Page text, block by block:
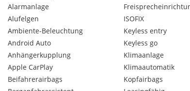
Bluetooth-Freisprecheinrichtung mit
Klimaautomatik 4-Zonen
Kombiinstrument digital (virtual cockpit plus)
Komfortschlüssel mit sensorgesteuerter
schliessen)
Kontur / Ambientebeleuchtungs-Paket (plus)
Kraftstofftank: 85 Ltr.
Lenkrad (Sport/Leder - 3-Speichen, unten
Schaltfunktion
Alarmanlage
Alufelgen
Ambiente-Beleuchtung
Android Auto
Anhängerkupplung
Apple CarPlay
Beifahrerairbags
ISOFIX
Keyless entry
Keyless go
Klimaanlage
Klimaautomatik
Kopfairbags